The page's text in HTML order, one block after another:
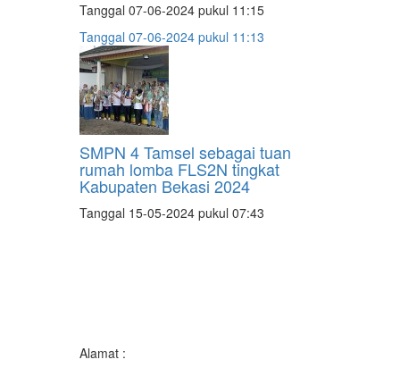
Tanggal 07-06-2024 pukul 11:15
Tanggal 07-06-2024 pukul 11:13
SMPN 4 Tamsel sebagai tuan
rumah lomba FLS2N tingkat
Kabupaten Bekasi 2024
Tanggal 15-05-2024 pukul 07:43
Alamat :